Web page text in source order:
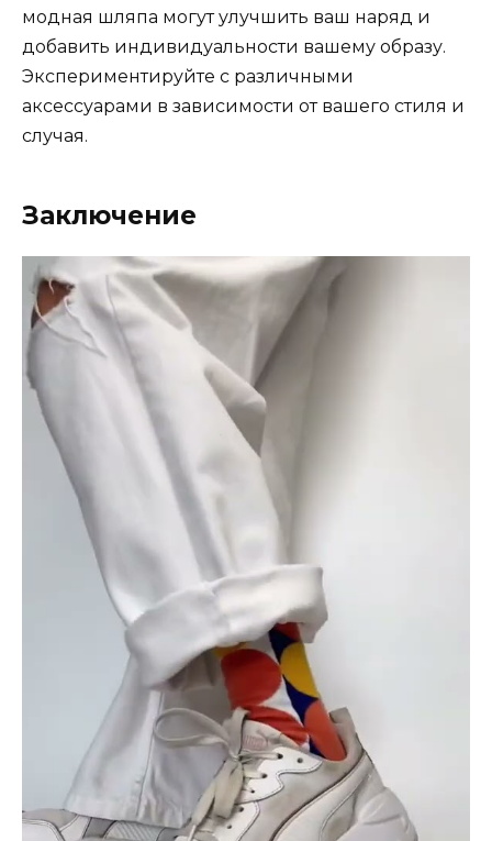
модная шляпа могут улучшить ваш наряд и
добавить индивидуальности вашему образу.
Экспериментируйте с различными
аксессуарами в зависимости от вашего стиля и
случая.
Заключение